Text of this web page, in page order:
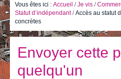
Vie politique
Je vis
Je visite
Publications
Vous êtes ici : Accueil /Je vis /
Statut d’indépendant /Accès au statut
concrètes
Envoyer cette
quelqu'un